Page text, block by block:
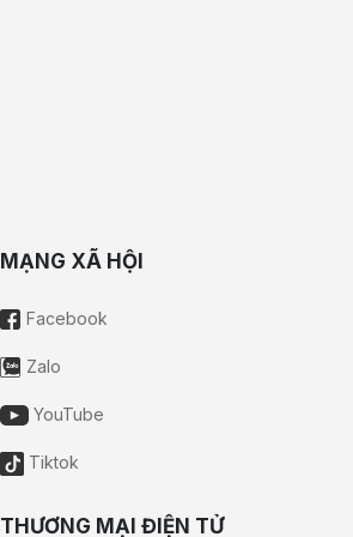
MẠNG XÃ HỘI
Facebook
Zalo
YouTube
Tiktok
THƯƠNG MẠI ĐIỆN TỬ